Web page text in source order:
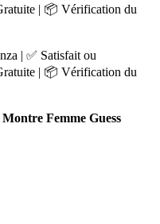
| 📦 Vérification du
| ✅ Satisfait ou
| 📦 Vérification du
Montre Femme Guess